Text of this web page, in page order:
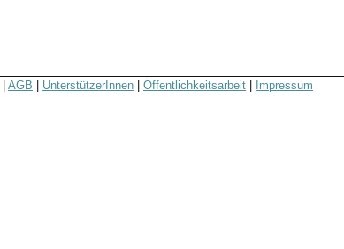
AGB UnterstützerInnen Öffentlichkeitsarbeit Impressum